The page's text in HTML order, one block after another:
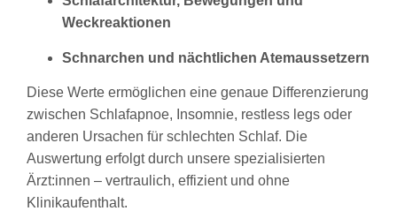
Weckreaktionen
Schnarchen und nächtlichen Atemaussetzern
Diese Werte ermöglichen eine genaue Differenzierung
zwischen Schlafapnoe, Insomnie, restless legs oder
anderen Ursachen für schlechten Schlaf. Die
Auswertung erfolgt durch unsere spezialisierten
Ärzt:innen – vertraulich, effizient und ohne
Klinikaufenthalt.